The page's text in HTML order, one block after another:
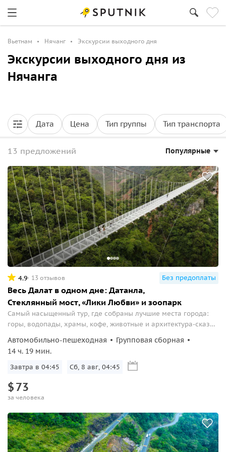
Вьетнам Нячанг Экскурсии выходного дня
Экскурсии выходного дня из
Нячанга
Дата Цена Тип группы Тип транспорта
13 предложений Популярные
4.9 13 отзывов Без предоплаты
Весь Далат в одном дне: Датанла,
Стеклянный мост, «Лики Любви» и зоопарк
Самый насыщенный тур, где собраны лучшие места города:
горы, водопады, храмы, кофе, животные и архитектура-сказка
Автомобильно-пешеходная
Групповая сборная
14 ч. 19 мин.
Завтра в 04:45 Сб, 8 авг, 04:45
$73
за человека